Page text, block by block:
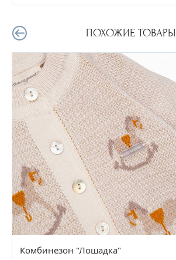
ПОХОЖИЕ ТОВАРЫ
Комбинезон "Лошадка"